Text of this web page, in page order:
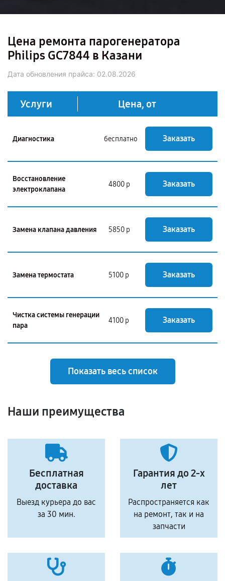
Цена ремонта парогенератора
Philips GC7844 в Казани
Дата обновления прайса: 02.08.2026
Услуги Цена, от
Диагностика бесплатно Заказать
Восстановление
электроклапана
4800 р Заказать
Замена клапана давления 5850 р Заказать
Замена термостата 5100 р Заказать
Чистка системы генерации
пара
4100 р Заказать
Показать весь список
Наши преимущества
Бесплатная
доставка
Выезд курьера до вас
за 30 мин.
Гарантия до 2-х
лет
Распространяется как
на ремонт, так и на
запчасти